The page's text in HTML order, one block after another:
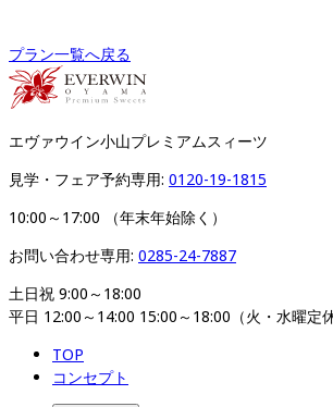
プラン一覧へ戻る
エヴァウイン小山プレミアムスィーツ
見学・フェア予約専用: 0120-19-1815
10:00～17:00 （年末年始除く）
お問い合わせ専用: 0285-24-7887
土日祝 9:00～18:00
平日 12:00～14:00 15:00～18:00（火・水曜定
TOP
コンセプト